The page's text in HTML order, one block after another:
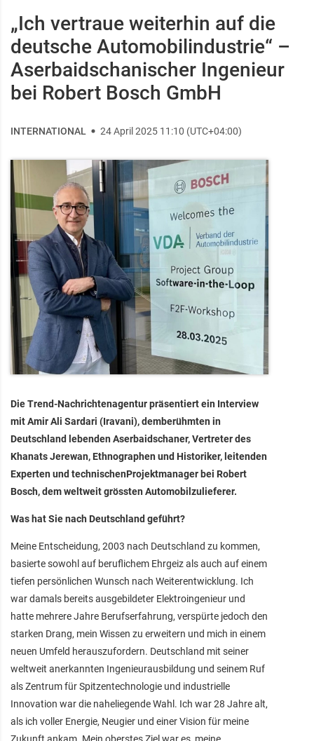
„Ich vertraue weiterhin auf die
deutsche Automobilindustrie“ –
Aserbaidschanischer Ingenieur
bei Robert Bosch GmbH
INTERNATIONAL 24 April 2025 11:10 (UTC+04:00)
Die Trend-Nachrichtenagentur präsentiert ein Interview
mit Amir Ali Sardari (Iravani), demberühmten in
Deutschland lebenden Aserbaidschaner, Vertreter des
Khanats Jerewan, Ethnographen und Historiker, leitenden
Experten und technischenProjektmanager bei Robert
Bosch, dem weltweit grössten Automobilzulieferer.
Was hat Sie nach Deutschland geführt?
Meine Entscheidung, 2003 nach Deutschland zu kommen,
basierte sowohl auf beruflichem Ehrgeiz als auch auf einem
tiefen persönlichen Wunsch nach Weiterentwicklung. Ich
war damals bereits ausgebildeter Elektroingenieur und
hatte mehrere Jahre Berufserfahrung, verspürte jedoch den
starken Drang, mein Wissen zu erweitern und mich in einem
neuen Umfeld herauszufordern. Deutschland mit seiner
weltweit anerkannten Ingenieurausbildung und seinem Ruf
als Zentrum für Spitzentechnologie und industrielle
Innovation war die naheliegende Wahl. Ich war 28 Jahre alt,
als ich voller Energie, Neugier und einer Vision für meine
Zukunft ankam. Mein oberstes Ziel war es, meine